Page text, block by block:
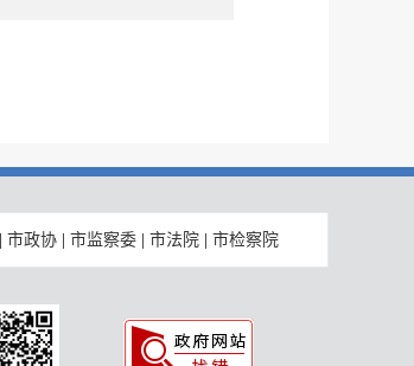
市政协 市监察委 市法院 市检察院